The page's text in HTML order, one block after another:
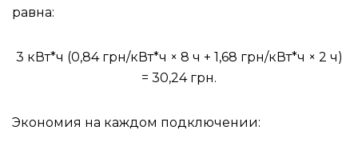
равна:
3 кВт*ч (0,84 грн/кВт*ч × 8 ч + 1,68 грн/кВт*ч × 2 ч)
= 30,24 грн.
Экономия на каждом подключении: